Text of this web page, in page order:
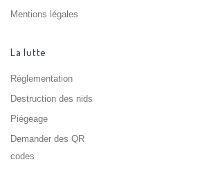
Mentions légales
La lutte
Réglementation
Destruction des nids
Piégeage
Demander des QR
codes